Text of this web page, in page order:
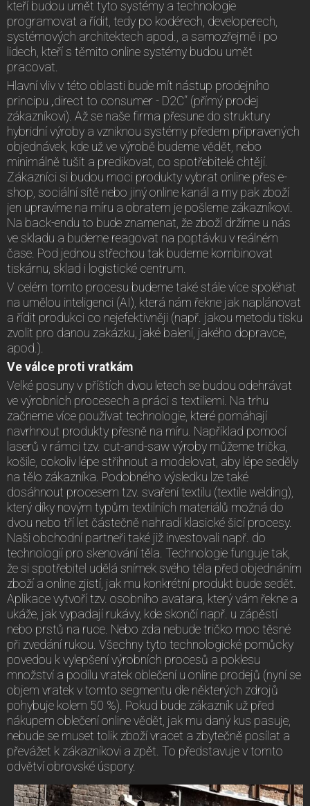
kteří budou umět tyto systémy a technologie
programovat a řídit, tedy po kodérech, developerech,
systémových architektech apod., a samozřejmě i po
lidech, kteří s těmito online systémy budou umět
pracovat.
Hlavní vliv v této oblasti bude mít nástup prodejního
principu „direct to consumer - D2C“ (přímý prodej
zákazníkovi). Až se naše firma přesune do struktury
hybridní výroby a vzniknou systémy předem připravených
objednávek, kde už ve výrobě budeme vědět, nebo
minimálně tušit a predikovat, co spotřebitelé chtějí.
Zákazníci si budou moci produkty vybrat online přes e-
shop, sociální sítě nebo jiný online kanál a my pak zboží
jen upravíme na míru a obratem je pošleme zákazníkovi.
Na back-endu to bude znamenat, že zboží držíme u nás
ve skladu a budeme reagovat na poptávku v reálném
čase. Pod jednou střechou tak budeme kombinovat
tiskárnu, sklad i logistické centrum.
V celém tomto procesu budeme také stále více spoléhat
na umělou inteligenci (AI), která nám řekne jak naplánovat
a řídit produkci co nejefektivněji (např. jakou metodu tisku
zvolit pro danou zakázku, jaké balení, jakého dopravce,
apod.).
Ve válce proti vratkám
Velké posuny v příštích dvou letech se budou odehrávat
ve výrobních procesech a práci s textiliemi. Na trhu
začneme více používat technologie, které pomáhají
navrhnout produkty přesně na míru. Například pomocí
laserů v rámci tzv. cut-and-saw výroby můžeme trička,
košile, cokoliv lépe střihnout a modelovat, aby lépe seděly
na tělo zákazníka. Podobného výsledku lze také
dosáhnout procesem tzv. svaření textilu (textile welding),
který díky novým typům textilních materiálů možná do
dvou nebo tří let částečně nahradí klasické šicí procesy.
Naši obchodní partneři také již investovali např. do
technologií pro skenování těla. Technologie funguje tak,
že si spotřebitel udělá snímek svého těla před objednáním
zboží a online zjistí, jak mu konkrétní produkt bude sedět.
Aplikace vytvoří tzv. osobního avatara, který vám řekne a
ukáže, jak vypadají rukávy, kde skončí např. u zápěstí
nebo prstů na ruce. Nebo zda nebude tričko moc těsné
při zvedání rukou. Všechny tyto technologické pomůcky
povedou k vylepšení výrobních procesů a poklesu
množství a podílu vratek oblečení u online prodejů (nyní se
objem vratek v tomto segmentu dle některých zdrojů
pohybuje kolem 50 %). Pokud bude zákazník už před
nákupem oblečení online vědět, jak mu daný kus pasuje,
nebude se muset tolik zboží vracet a zbytečně posílat a
převážet k zákazníkovi a zpět. To představuje v tomto
odvětví obrovské úspory.